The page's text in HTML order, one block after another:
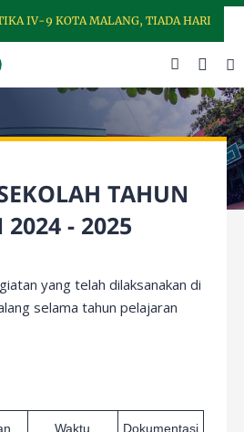
IV-9 KOTA MALANG, TIADA HARI
TAHUN
2024 - 2025
yang telah dilaksanakan di
selama tahun pelajaran
Waktu
Dokumentasi